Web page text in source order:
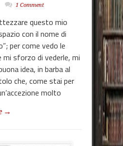
1 Comment
questo mio
con il nome di
per come vedo le
mi sforzo di vederle, mi
idea, in barba al
che, come stai per
molto
→